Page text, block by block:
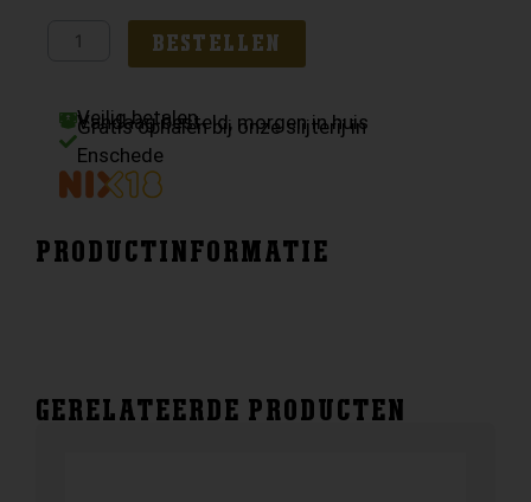
Years
BESTELLEN
Veilig betalen
Vandaag besteld, morgen in huis
Gratis ophalen bij onze slijterij in
Enschede
PRODUCTINFORMATIE
GERELATEERDE PRODUCTEN